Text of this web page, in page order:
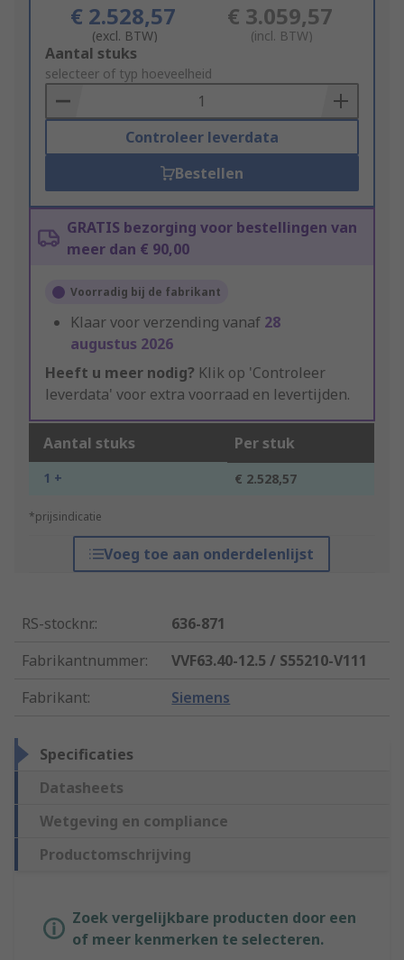
€ 2.528,57
(excl. BTW)
€ 3.059,57
(incl. BTW)
Add
to
Basket
Aantal stuks
selecteer of typ hoeveelheid
Controleer leverdata
Bestellen
GRATIS bezorging voor bestellingen van
meer dan € 90,00
Voorradig bij de fabrikant
Klaar voor verzending vanaf 28
augustus 2026
Heeft u meer nodig? Klik op 'Controleer
leverdata' voor extra voorraad en levertijden.
Aantal stuks Per stuk
1 + € 2.528,57
*prijsindicatie
Voeg toe aan onderdelenlijst
RS-stocknr.:
636-871
Fabrikantnummer:
VVF63.40-12.5 / S55210-V111
Fabrikant: Siemens
Specificaties
Datasheets
Wetgeving en compliance
Productomschrijving
Zoek vergelijkbare producten door een
of meer kenmerken te selecteren.